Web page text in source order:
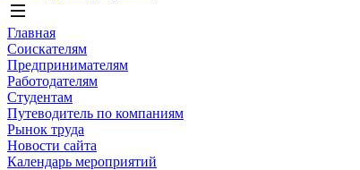
Главная
Соискателям
Предпринимателям
Работодателям
Студентам
Путеводитель по компаниям
Рынок труда
Новости сайта
Календарь мероприятий